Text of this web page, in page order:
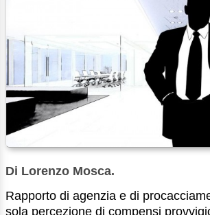
Di Lorenzo Mosca.
Rapporto di agenzia e di
sola percezione di compensi